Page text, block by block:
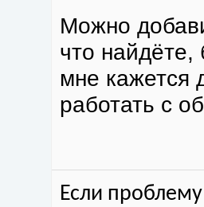
Можно
что найдёте,
мне кажется
работать с
Если